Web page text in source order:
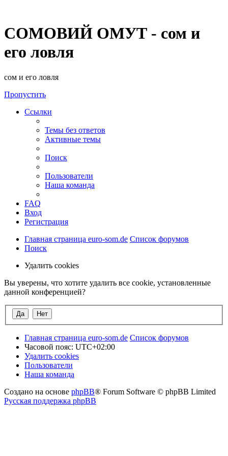
СОМОВИЙ ОМУТ - сом и
его ловля
сом и его ловля
Пропустить
Ссылки
Темы без ответов
Активные темы
Поиск
Пользователи
Наша команда
FAQ
Вход
Регистрация
Главная страница euro-som.de Список форумов
Поиск
Удалить cookies
Вы уверены, что хотите удалить все cookie, установленные
данной конференцией?
Главная страница euro-som.de Список форумов
Часовой пояс: UTC+02:00
Удалить cookies
Пользователи
Наша команда
Создано на основе phpBB® Forum Software © phpBB Limited
Русская поддержка phpBB